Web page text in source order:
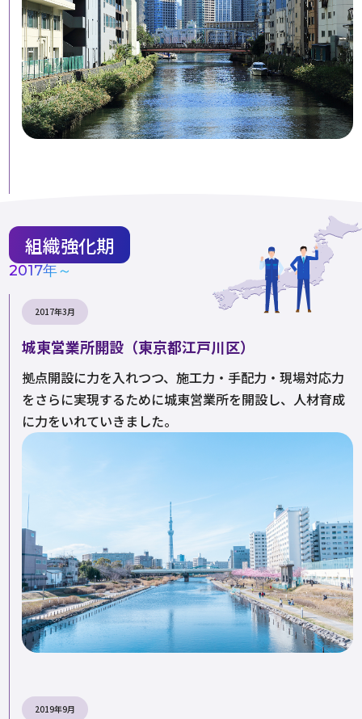
組織強化期
2017年～
2017年3月
城東営業所開設（東京都江戸川区）
拠点開設に力を入れつつ、施工力・手配力・現場対応力
をさらに実現するために城東営業所を開設し、人材育成
に力をいれていきました。
2019年9月